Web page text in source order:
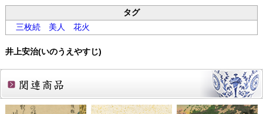
タグ
三枚続美人 花火
井上安治(いのうえやすじ)
関連商品